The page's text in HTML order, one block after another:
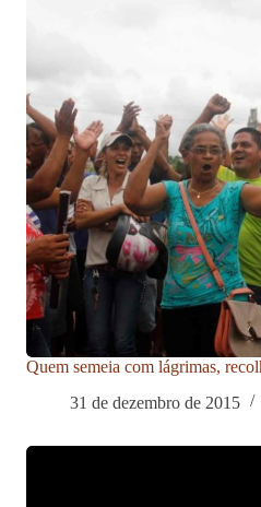
Quem semeia com lágrimas,
31 de dezembro de 2015